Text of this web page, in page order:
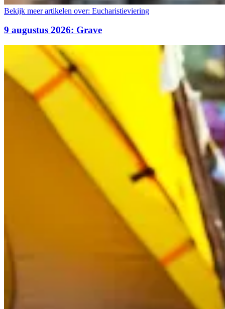
Bekijk meer artikelen over: Eucharistieviering
9 augustus 2026: Grave